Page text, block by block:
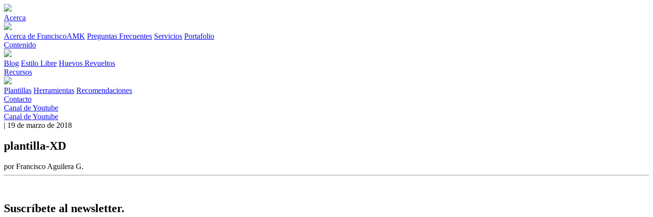
Acerca
Acerca de FranciscoAMK Preguntas Frecuentes Servicios Portafolio
Contenido
Blog Estilo Libre Huevos Revueltos
Recursos
Plantillas Herramientas Recomendaciones
Contacto
Canal de Youtube
Canal de Youtube
| 19 de marzo de 2018
plantilla-XD
por Francisco Aguilera G.
Suscríbete al newsletter.